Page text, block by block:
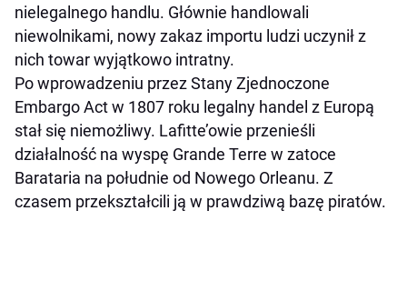
nielegalnego handlu. Głównie handlowali
niewolnikami, nowy zakaz importu ludzi uczynił z
nich towar wyjątkowo intratny.
Po wprowadzeniu przez Stany Zjednoczone
Embargo Act w 1807 roku legalny handel z Europą
stał się niemożliwy. Lafitte’owie przenieśli
działalność na wyspę Grande Terre w zatoce
Barataria na południe od Nowego Orleanu. Z
czasem przekształcili ją w prawdziwą bazę piratów.